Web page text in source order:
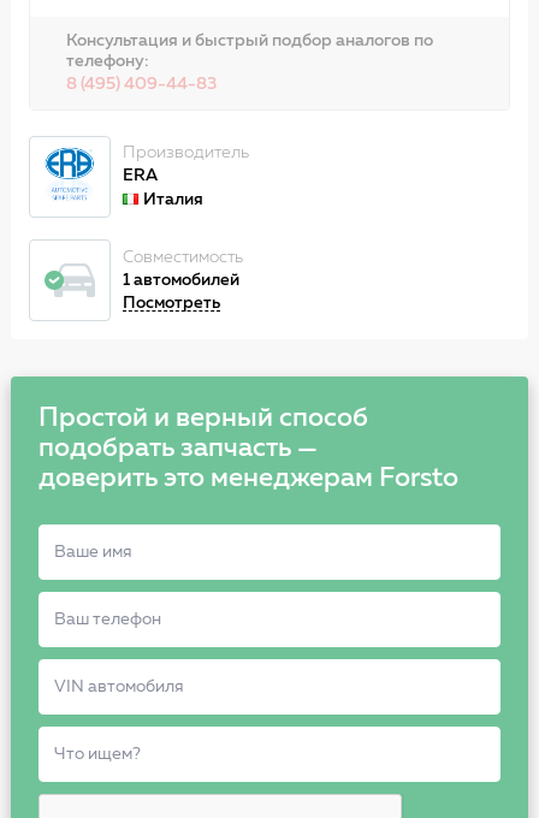
Консультация и быстрый подбор аналогов по
телефону:
8 (495) 409-44-83
Производитель
ERA
Италия
Совместимость
1 автомобилей
Посмотреть
Простой и верный способ
подобрать запчасть —
доверить это менеджерам Forsto